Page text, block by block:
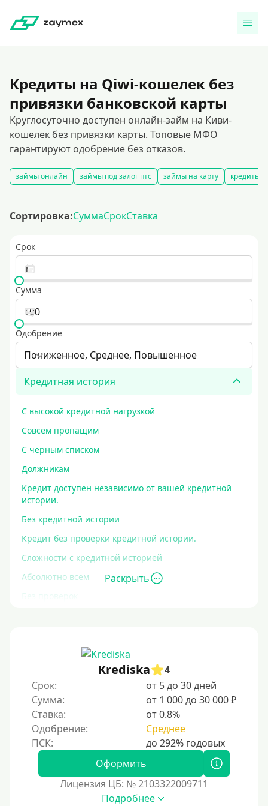
Кредиты на Qiwi-кошелек без
привязки банковской карты
Круглосуточно доступен онлайн-займ на Киви-
кошелек без привязки карты. Топовые МФО
гарантируют одобрение без отказов.
займы онлайн займы под залог птс займы на карту кредиты
Сортировка:СуммаСрокСтавка
Срок
Сумма
Одобрение
Пониженное, Среднее, Повышенное
Кредитная история
С высокой кредитной нагрузкой
Совсем пропащим
С черным списком
Должникам
Кредит доступен независимо от вашей кредитной
истории.
Без кредитной истории
Кредит без проверки кредитной истории.
Сложности с кредитной историей
Абсолютно всем
Без проверок
На карту без отказа
Залог
Под залог ПТС
Без залога
Под залог
Под залог недвижимости
Раскрыть
Krediska
4
Срок:
от 5 до 30 дней
Сумма:
от 1 000 до 30 000 ₽
Ставка:
от 0.8%
Одобрение:
Среднее
Оформить
Лицензия ЦБ: № 2103322009711
Подробнее